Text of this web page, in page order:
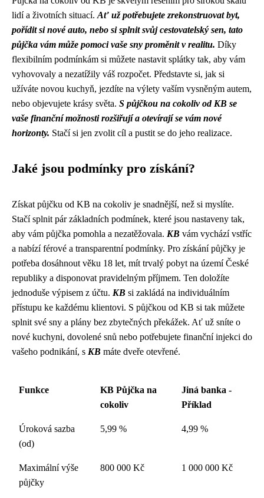
lidí a životních situací. Ať už potřebujete zrekonstruovat byt,
pořídit si nové auto, nebo si splnit svůj cestovatelský sen, tato
půjčka vám může pomoci vaše sny proměnit v realitu. Díky
flexibilním podmínkám si můžete nastavit splátky tak, aby vám
vyhovovaly a nezatížily váš rozpočet. Představte si, jak si
užíváte novou kuchyň, jezdíte na výlety vaším vysněným autem,
nebo objevujete krásy světa. S půjčkou na cokoliv od KB se
vaše finanční možnosti rozšiřují a otevírají se vám nové
horizonty. Stačí si jen zvolit cíl a pustit se do jeho realizace.
Jaké jsou podmínky pro získání?
Získat půjčku od KB na cokoliv je snadnější, než si myslíte.
Stačí splnit pár základních podmínek, které jsou nastaveny tak,
aby vám půjčka pomohla a nezatěžovala. KB vám vychází vstříc
a nabízí férové a transparentní podmínky. Pro získání půjčky je
potřeba dosáhnout věku 18 let, mít trvalý pobyt na území České
republiky a disponovat pravidelným příjmem. Ten doložíte
jednoduše výpisem z účtu. KB si zakládá na individuálním
přístupu ke každému klientovi. S půjčkou od KB si tak můžete
splnit své sny a plány bez zbytečných překážek. Ať už sníte o
nové kuchyni, dovolené snů nebo potřebujete finanční injekci do
vašeho podnikání, s KB máte dveře otevřené.
Funkce
KB Půjčka na
cokoliv
Jiná banka -
Příklad
Úroková sazba
(od)
5,99 % 4,99 %
Maximální výše
půjčky
800 000 Kč 1 000 000 Kč